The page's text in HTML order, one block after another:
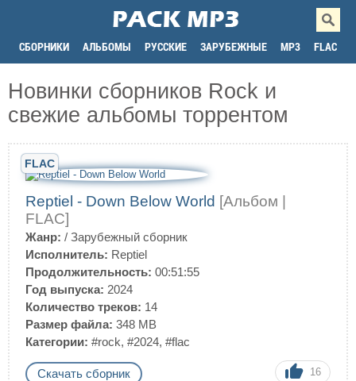
СБОРНИКИ АЛЬБОМЫ РУССКИЕ ЗАРУБЕЖНЫЕ MP3 FLAC
Новинки сборников Rock и
свежие альбомы торрентом
FLAC
Reptiel - Down Below World [Альбом |
FLAC]
Жанр: / Зарубежный сборник
Исполнитель: Reptiel
Продолжительность: 00:51:55
Год выпуска: 2024
Количество треков: 14
Размер файла: 348 MB
Категории: #rock, #2024, #flac
Скачать сборник 16